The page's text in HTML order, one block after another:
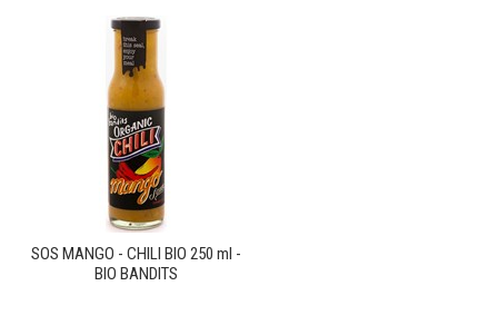
SOS MANGO - CHILI BIO 250 ml -
BIO BANDITS